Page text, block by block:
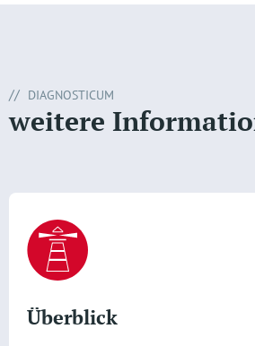
DIAGNOSTICUM
weitere
Überblick